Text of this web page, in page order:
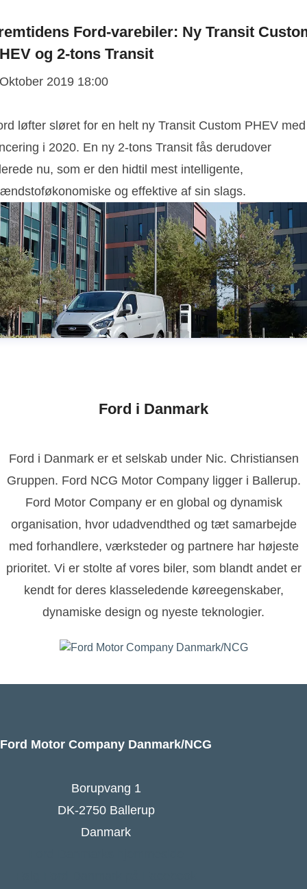
Ford-varebiler: Ny Transit
og 2-tons Transit
2019 18:00
løfter sløret for en helt ny Transit Custom PHEV med
i 2020. En ny 2-tons Transit fås derudover
nu, som er den hidtil mest intelligente,
og effektive af sin slags.
Ford i Danmark
Ford i Danmark er et selskab under Nic. Christiansen
Gruppen. Ford NCG Motor Company ligger i Ballerup.
Ford Motor Company er en global og dynamisk
organisation, hvor udadvendthed og tæt samarbejde
med forhandlere, værksteder og partnere har højeste
prioritet. Vi er stolte af vores biler, som blandt andet er
kendt for deres klasseledende køreegenskaber,
dynamiske design og nyeste teknologier.
Ford Motor Company Danmark/NCG
Borupvang 1
DK-2750 Ballerup
Danmark